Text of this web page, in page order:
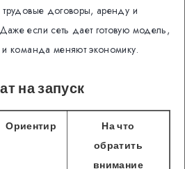
договоры, аренду и
если сеть дает готовую модель,
команда меняют экономику.
на запуск
Ориентир
На что
обратить
внимание